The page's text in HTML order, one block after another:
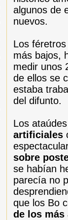
algunos de
nuevos.
Los
más bajos,
medir unos
de ellos se
estaba
del difunto.
Los
artificiales
sobre
se habían
parecía no
que los Bo
de los